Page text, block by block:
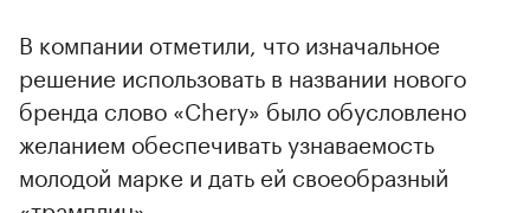
В компании отметили, что изначальное
решение использовать в названии нового
бренда слово «Chery» было обусловлено
желанием обеспечивать узнаваемость
молодой марке и дать ей своеобразный